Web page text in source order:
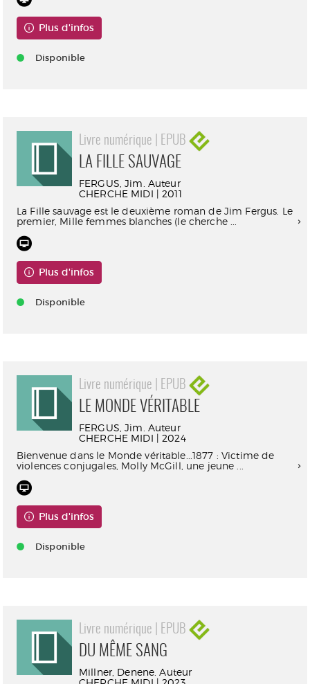
Plus d'infos
Disponible
Livre numérique | EPUB
LA FILLE SAUVAGE
FERGUS, Jim. Auteur
CHERCHE MIDI | 2011
La Fille sauvage est le deuxième roman de Jim Fergus. Le
premier, Mille femmes blanches (le cherche ...
Plus d'infos
Disponible
Livre numérique | EPUB
LE MONDE VÉRITABLE
FERGUS, Jim. Auteur
CHERCHE MIDI | 2024
Bienvenue dans le Monde véritable...1877 : Victime de
violences conjugales, Molly McGill, une jeune ...
Plus d'infos
Disponible
Livre numérique | EPUB
DU MÊME SANG
Millner, Denene. Auteur